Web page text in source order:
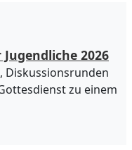
2026
Diskussionsrunden
zu einem